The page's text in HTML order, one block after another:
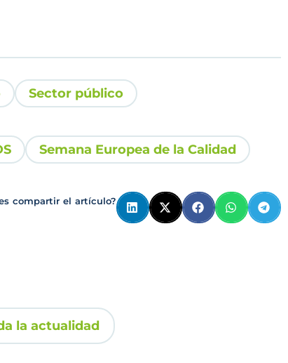
Sector público
Semana Europea de la Calidad
compartir el artículo?
la actualidad